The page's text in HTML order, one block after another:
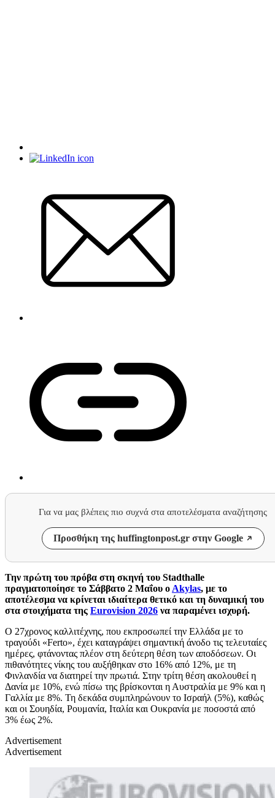
Για να μας βλέπεις πιο συχνά στα αποτελέσματα αναζήτησης
Προσθήκη της huffingtonpost.gr στην Google
Την πρώτη του πρόβα στη σκηνή του Stadthalle
πραγματοποίησε το Σάββατο 2 Μαΐου ο Αkylas, με το
αποτέλεσμα να κρίνεται ιδιαίτερα θετικό και τη δυναμική του
στα στοιχήματα της Eurovision 2026 να παραμένει ισχυρή.
Ο 27χρονος καλλιτέχνης, που εκπροσωπεί την Ελλάδα με το
τραγούδι «Ferto», έχει καταγράψει σημαντική άνοδο τις τελευταίες
ημέρες, φτάνοντας πλέον στη δεύτερη θέση των αποδόσεων. Οι
πιθανότητες νίκης του αυξήθηκαν στο 16% από 12%, με τη
Φινλανδία να διατηρεί την πρωτιά. Στην τρίτη θέση ακολουθεί η
Δανία με 10%, ενώ πίσω της βρίσκονται η Αυστραλία με 9% και η
Γαλλία με 8%. Τη δεκάδα συμπληρώνουν το Ισραήλ (5%), καθώς
και οι Σουηδία, Ρουμανία, Ιταλία και Ουκρανία με ποσοστά από
3% έως 2%.
Advertisement
Advertisement